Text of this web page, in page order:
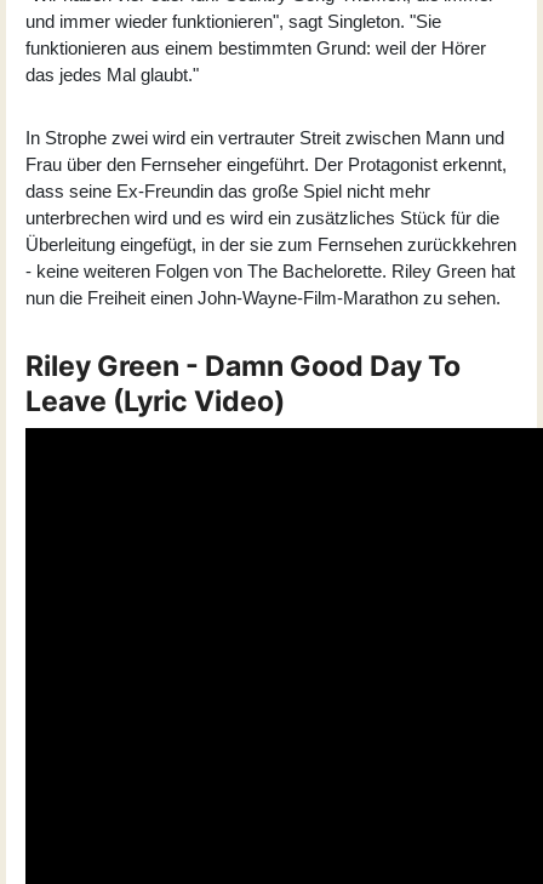
und immer wieder funktionieren", sagt Singleton. "Sie
funktionieren aus einem bestimmten Grund: weil der Hörer
das jedes Mal glaubt."
In Strophe zwei wird ein vertrauter Streit zwischen Mann und
Frau über den Fernseher eingeführt. Der Protagonist erkennt,
dass seine Ex-Freundin das große Spiel nicht mehr
unterbrechen wird und es wird ein zusätzliches Stück für die
Überleitung eingefügt, in der sie zum Fernsehen zurückkehren
- keine weiteren Folgen von The Bachelorette. Riley Green hat
nun die Freiheit einen John-Wayne-Film-Marathon zu sehen.
Riley Green - Damn Good Day To
Leave (Lyric Video)